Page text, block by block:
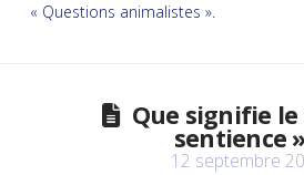
« Questions animalistes ».
Que signifie
sentience
12 septembre